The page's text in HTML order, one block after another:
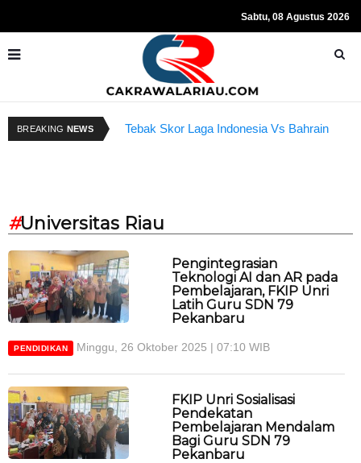
Sabtu, 08 Agustus 2026
BREAKING NEWS
Tebak Skor Laga Indonesia Vs Bahrain
#Universitas Riau
Pengintegrasian
Teknologi AI dan AR pada
Pembelajaran, FKIP Unri
Latih Guru SDN 79
Pekanbaru
PENDIDIKAN Minggu, 26 Oktober 2025 | 07:10 WIB
FKIP Unri Sosialisasi
Pendekatan
Pembelajaran Mendalam
Bagi Guru SDN 79
Pekanbaru